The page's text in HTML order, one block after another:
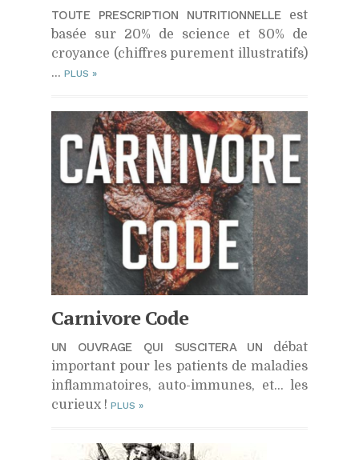
TOUTE PRESCRIPTION NUTRITIONNELLEest
basée sur 20% de science et 80% de
croyance (chiffres purement illustratifs)
… PLUS »
Carnivore Code
UN OUVRAGE QUI SUSCITERA UN débat
important pour les patients de maladies
inflammatoires, auto-immunes, et… les
curieux ! PLUS »